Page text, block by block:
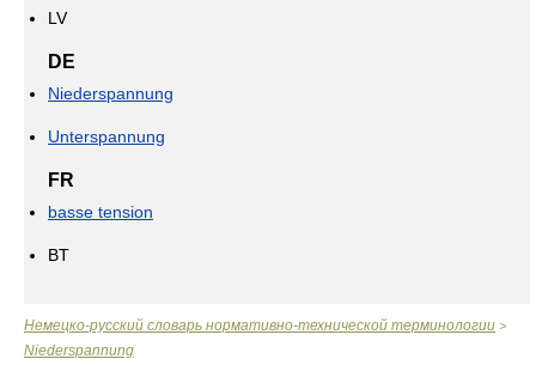
LV
DE
Niederspannung
Unterspannung
FR
basse tension
BT
Немецко-русский словарь нормативно-технической терминологии >
Niederspannung